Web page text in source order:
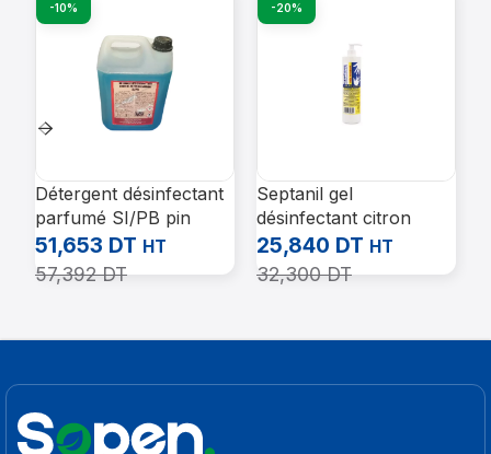
-10%
Détergent désinfectant
parfumé SI/PB pin
balsamique ECOCHEM
5L
51,653 DT HT
57,392DT
-20%
Septanil gel
désinfectant citron
pour les mains 1L
25,840 DT HT
32,300DT